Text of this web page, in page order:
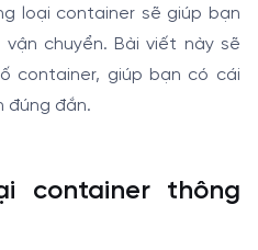
loại container sẽ giúp bạn
chuyển. Bài viết này sẽ
container, giúp bạn có cái
đúng đắn.
container thông